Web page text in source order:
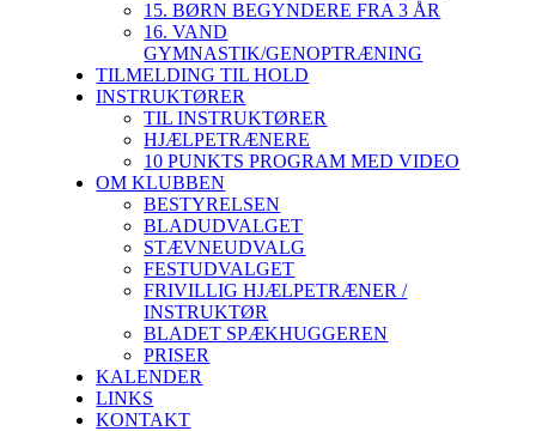
15. BØRN BEGYNDERE FRA 3 ÅR
16. VAND
GYMNASTIK/GENOPTRÆNING
TILMELDING TIL HOLD
INSTRUKTØRER
TIL INSTRUKTØRER
HJÆLPETRÆNERE
10 PUNKTS PROGRAM MED VIDEO
OM KLUBBEN
BESTYRELSEN
BLADUDVALGET
STÆVNEUDVALG
FESTUDVALGET
FRIVILLIG HJÆLPETRÆNER /
INSTRUKTØR
BLADET SPÆKHUGGEREN
PRISER
KALENDER
LINKS
KONTAKT